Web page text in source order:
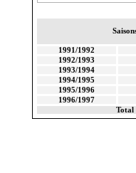
1991/1992
1992/1993
1993/1994
1994/1995
1995/1996
1996/1997
Total